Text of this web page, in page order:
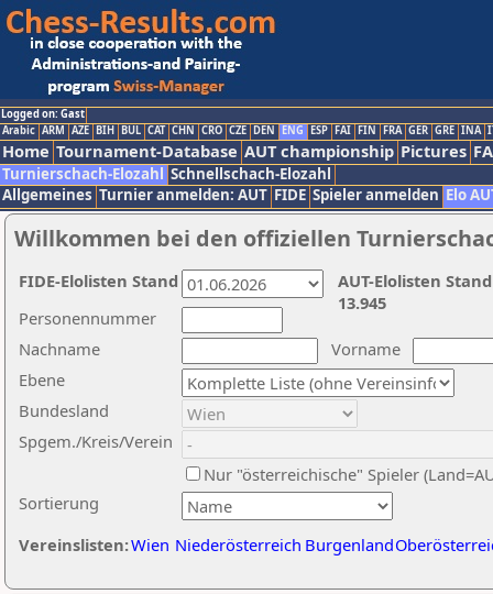
Logged on: Gast
Arabic ARM AZE BIH BUL CAT CHN CRO CZE DEN ENG ESP FAI FIN FRA GER GRE INA
Home Tournament-Database AUT championship Pictures
Turnierschach-Elozahl Schnellschach-Elozahl
Allgemeines Turnier anmelden: AUT FIDE Spieler anmelden Elo
Willkommen bei den offiziellen
Nachname
Vorname
Ebene
Sortierung
Personennummer
Bundesland
Spgem./Kreis/Verein
Nur "österreichische" Spieler
Vereinslisten:Wien Niederösterreich Burgenland
AUT-Elolisten
13.945
FIDE-Elolisten Stand